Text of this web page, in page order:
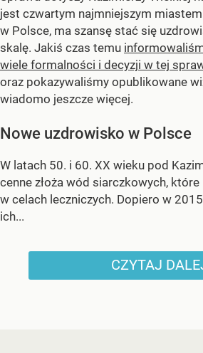
jest czwartym najmniejszym
w Polsce, ma szansę stać się
skalę. Jakiś czas temu
wiele formalności i decyzji w tej
oraz pokazywaliśmy opublikowane
wiadomo jeszcze więcej.
Nowe uzdrowisko w Polsce
W latach 50. i 60. XX wieku pod
cenne złoża wód siarczkowych,
w celach leczniczych. Dopiero w
ich...
CZYTAJ